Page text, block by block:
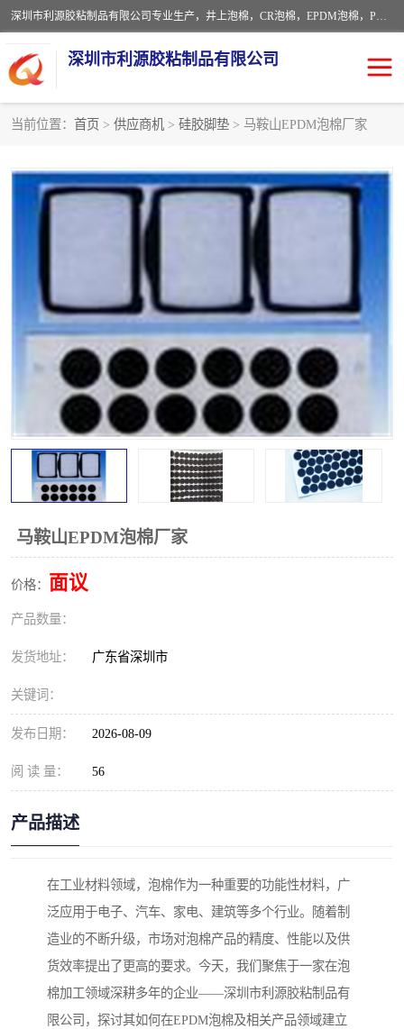
深圳市利源胶粘制品有限公司专业生产，井上泡棉，CR泡棉，EPDM泡棉，PORON泡棉厚度剖切，公差正负0.1mm，硅胶条，脚垫，异形一次成型，雕刻EVA海绵；包装材料:精密仪器、医疗器具、运输时缓冲、防震材料。建筑:住房装潢材料、房屋门窗密封；轻便、强韧性：轻便并且具有较强的韧性，良好的耐油性与耐溶剂性。隔热性：导热性低具有优越的保温性，具有的回弹性。
深圳市利源胶粘制品有限公司
当前位置： 首页 > 供应商机 > 硅胶脚垫 > 马鞍山EPDM泡棉厂家
马鞍山EPDM泡棉厂家
价格： 面议
产品数量：
发货地址： 广东省深圳市
关键词：
发布日期： 2026-08-09
阅 读 量： 56
产品描述
在工业材料领域，泡棉作为一种重要的功能性材料，广
泛应用于电子、汽车、家电、建筑等多个行业。随着制
造业的不断升级，市场对泡棉产品的精度、性能以及供
货效率提出了更高的要求。今天，我们聚焦于一家在泡
棉加工领域深耕多年的企业——深圳市利源胶粘制品有
限公司，探讨其如何在EPDM泡棉及相关产品领域建立
PORON泡棉 防火海绵
佛橡胶泡棉